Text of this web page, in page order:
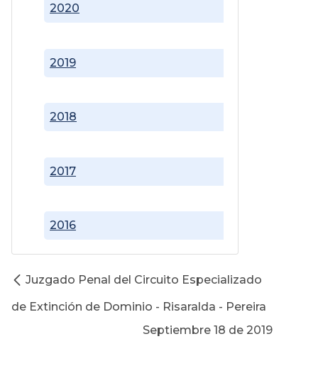
2016
2017
2018
2019
2020
Juzgado Penal del Circuito Especializado
de Extinción de Dominio - Risaralda - Pereira
Septiembre 18 de 2019